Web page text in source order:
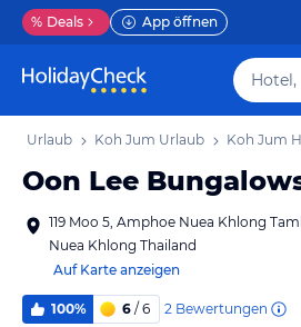
% Deals App öffnen
Urlaub Koh Jum Urlaub Koh Jum
Oon Lee
119 Moo 5, Amphoe Nuea Khlong
Nuea Khlong Thailand
Auf Karte anzeigen
100% 6 / 6 2 Bewertungen